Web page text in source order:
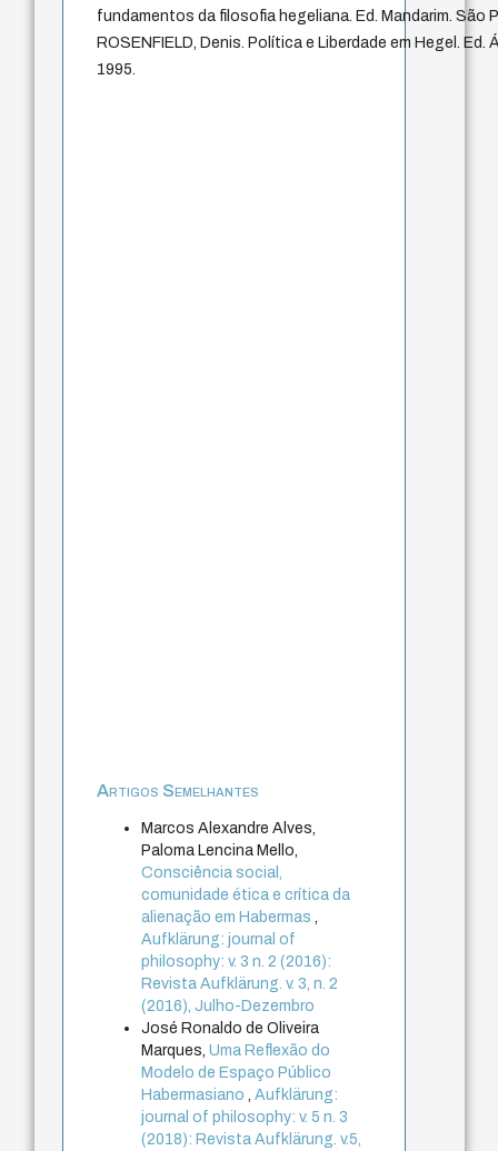
fundamentos da filosofia hegeliana. Ed. Mandarim. São
ROSENFIELD, Denis. Política e Liberdade em Hegel. Ed.
1995.
Artigos Semelhantes
Marcos Alexandre Alves,
Paloma Lencina Mello,
Consciência social,
comunidade ética e crítica da
alienação em Habermas
Aufklärung: journal of
philosophy: v. 3 n. 2 (2016):
Revista Aufklärung. v. 3, n. 2
(2016), Julho-Dezembro
José Ronaldo de Oliveira
Marques,Uma Reflexão do
Modelo de Espaço Público
Habermasiano
,Aufklärung:
journal of philosophy: v. 5 n. 3
(2018): Revista Aufklärung. v.5,